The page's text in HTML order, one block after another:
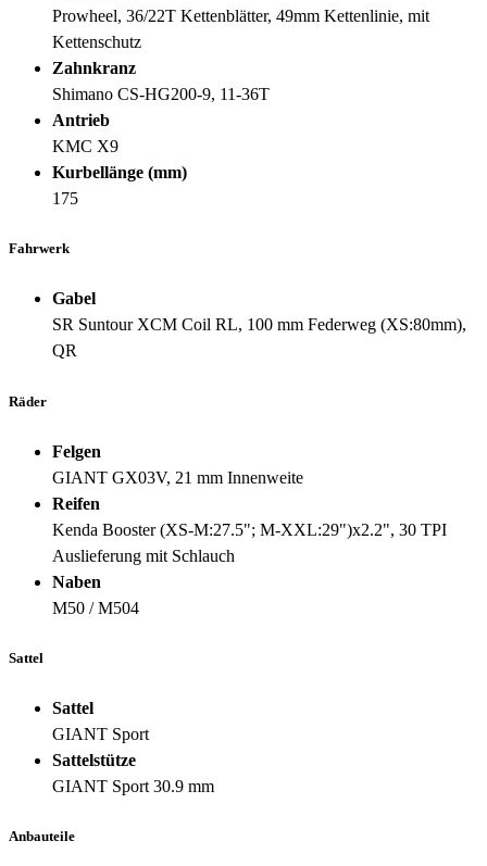
Prowheel, 36/22T Kettenblätter, 49mm Kettenlinie, mit
Kettenschutz
Zahnkranz
Shimano CS-HG200-9, 11-36T
Antrieb
KMC X9
Kurbellänge (mm)
175
Fahrwerk
Gabel
SR Suntour XCM Coil RL, 100 mm Federweg (XS:80mm),
QR
Räder
Felgen
GIANT GX03V, 21 mm Innenweite
Reifen
Kenda Booster (XS-M:27.5"; M-XXL:29")x2.2", 30 TPI
Auslieferung mit Schlauch
Naben
M50 / M504
Sattel
Sattel
GIANT Sport
Sattelstütze
GIANT Sport 30.9 mm
Anbauteile